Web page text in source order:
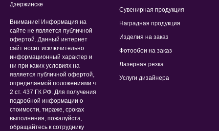
Дзержинске
Внимание! Информация на
сайте не является публичной
офертой. Данный интернет
сайт носит исключительно
информационный характер и
ни при каких условиях на
является публичной офертой,
определяемой положениями ч.
2 ст. 437 ГК РФ. Для получения
подробной информации о
стоимости, тираже, сроках
выполнения, пожалуйста,
обращайтесь к сотруднику
Сувенирная продукция
Наградная продукция
Изделия на заказ
Фотообои на заказ
Лазерная резка
Услуги дизайнера